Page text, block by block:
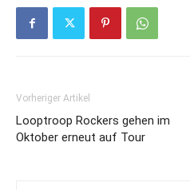
Vorheriger Artikel
Looptroop Rockers gehen im
Oktober erneut auf Tour